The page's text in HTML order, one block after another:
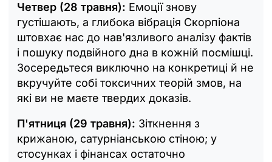
Четвер (28 травня): Емоції знову
густішають, а глибока вібрація Скорпіона
штовхає нас до нав'язливого аналізу фактів
і пошуку подвійного дна в кожній посмішці.
Зосередьтеся виключно на конкретиці й не
вкручуйте собі токсичних теорій змов, на
які ви не маєте твердих доказів.
П'ятниця (29 травня): Зіткнення з
крижаною, сатурніанською стіною; у
стосунках і фінансах остаточно